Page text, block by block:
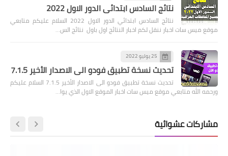
نتائج السادس ابتدائي الدور الاول 2022
نتائج السادس ابتدائي الدور الاول 2022 السلام عليكم متابعي
موقع ميس سات اخبار ننقل لكم اخبار النتائج اول باول نتائج الس…
25 يوليو 2022
تحديث نسخة تطبيق فودو الى الاصدار الأخير 7.1.5
تحديث نسخة تطبيق فودو الى الاصدار الأخير 7.1.5 السلام عليكم
ورحمه الله متابعي موقع ميس سات اخبار الموقع الاول الذي يوا…
مشاركات عشوائية